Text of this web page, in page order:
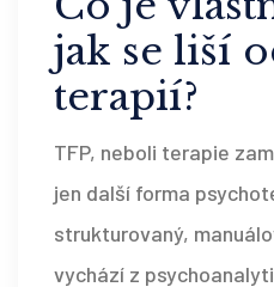
jak se liší
terapií?
TFP, neboli terapie
jen další forma
strukturovaný,
vychází z